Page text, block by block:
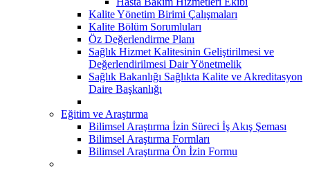
Kalite Yönetim Birimi Çalışmaları
Kalite Bölüm Sorumluları
Öz Değerlendirme Planı
Sağlık Hizmet Kalitesinin Geliştirilmesi ve
Değerlendirilmesi Dair Yönetmelik
Sağlık Bakanlığı Sağlıkta Kalite ve Akreditasyon
Daire Başkanlığı
Eğitim ve Araştırma
Bilimsel Araştırma İzin Süreci İş Akış Şeması
Bilimsel Araştırma Formları
Bilimsel Araştırma Ön İzin Formu